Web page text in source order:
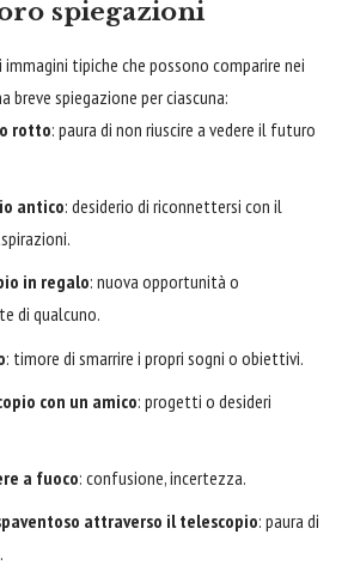
spiegazioni
tipiche che possono comparire nei
breve spiegazione per ciascuna:
rotto: paura di non riuscire a vedere il futuro
antico: desiderio di riconnettersi con il
in regalo: nuova opportunità o
di qualcuno.
: timore di smarrire i propri sogni o obiettivi.
con un amico: progetti o desideri
a fuoco: confusione, incertezza.
attraverso il telescopio: paura di